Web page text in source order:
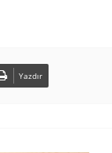
Yazdır